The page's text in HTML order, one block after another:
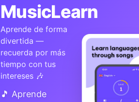
MusicLearn
Aprende de forma
divertida —
recuerda por más
tiempo con tus
intereses 🎶
🎵 Aprende